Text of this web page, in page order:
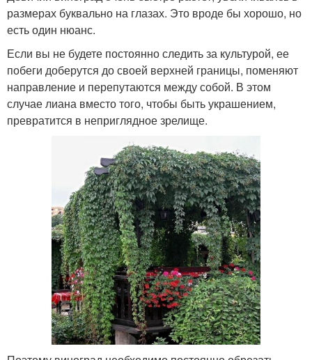
размерах буквально на глазах. Это вроде бы хорошо, но
есть один нюанс.
Если вы не будете постоянно следить за культурой, ее
побеги доберутся до своей верхней границы, поменяют
направление и перепутаются между собой. В этом
случае лиана вместо того, чтобы быть украшением,
превратится в неприглядное зрелище.